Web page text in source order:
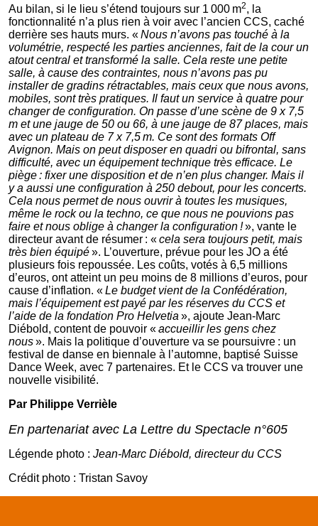
Au bilan, si le lieu s’étend toujours sur 1 000 m2, la
fonctionnalité n’a plus rien à voir avec l’ancien CCS, caché
derrière ses hauts murs. «Nous n’avons pas touché à la
volumétrie, respecté les parties anciennes, fait de la cour un
atout central et transformé la salle. Cela reste une petite
salle, à cause des contraintes, nous n’avons pas pu
installer de gradins rétractables, mais ceux que nous avons,
mobiles, sont très pratiques. Il faut un service à quatre pour
changer de configuration. On passe d’une scène de 9 x 7,5
m et une jauge de 50 ou 66, à une jauge de 87 places, mais
avec un plateau de 7 x 7,5 m. Ce sont des formats Off
Avignon. Mais on peut disposer en quadri ou bifrontal, sans
difficulté, avec un équipement technique très efficace. Le
piège : fixer une disposition et de n’en plus changer. Mais il
y a aussi une configuration à 250 debout, pour les concerts.
Cela nous permet de nous ouvrir à toutes les musiques,
même le rock ou la techno, ce que nous ne pouvions pas
faire et nous oblige à changer la configuration !», vante le
directeur avant de résumer : «cela sera toujours petit, mais
très bien équipé». L’ouverture, prévue pour les JO a été
plusieurs fois repoussée. Les coûts, votés à 6,5 millions
d’euros, ont atteint un peu moins de 8 millions d’euros, pour
cause d’inflation. «Le budget vient de la Confédération,
mais l’équipement est payé par les réserves du CCS et
l’aide de la fondation Pro Helvetia », ajoute Jean-Marc
Diébold, content de pouvoir «accueillir les gens chez
nous». Mais la politique d’ouverture va se poursuivre : un
festival de danse en biennale à l’automne, baptisé Suisse
Dance Week, avec 7 partenaires. Et le CCS va trouver une
nouvelle visibilité.
Par Philippe Verrièle
En partenariat avec La Lettre du Spectacle n°605
Légende photo : Jean-Marc Diébold, directeur du CCS
Crédit photo : Tristan Savoy